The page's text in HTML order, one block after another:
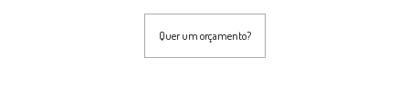
Quer um orçamento?